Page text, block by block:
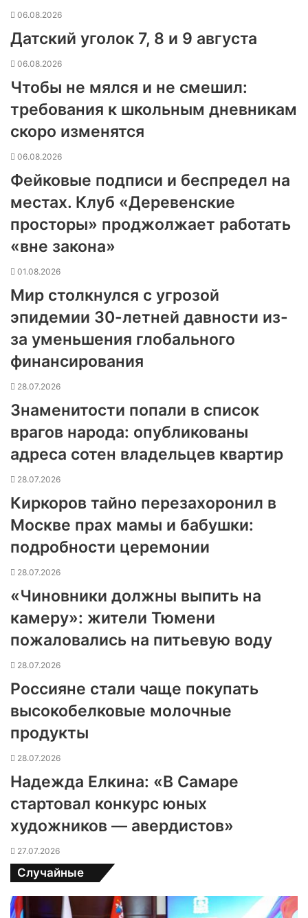
06.08.2026
Датский уголок 7, 8 и 9 августа
06.08.2026
Чтобы не мялся и не смешил:
требования к школьным дневникам
скоро изменятся
06.08.2026
Фейковые подписи и беспредел на
местах. Клуб «Деревенские
просторы» проджолжает работать
«вне закона»
01.08.2026
Мир столкнулся с угрозой
эпидемии 30-летней давности из-
за уменьшения глобального
финансирования
28.07.2026
Знаменитости попали в список
врагов народа: опубликованы
адреса сотен владельцев квартир
28.07.2026
Киркоров тайно перезахоронил в
Москве прах мамы и бабушки:
подробности церемонии
28.07.2026
«Чиновники должны выпить на
камеру»: жители Тюмени
пожаловались на питьевую воду
28.07.2026
Россияне стали чаще покупать
высокобелковые молочные
продукты
28.07.2026
Надежда Елкина: «В Самаре
стартовал конкурс юных
художников — авердистов»
27.07.2026
Случайные
А